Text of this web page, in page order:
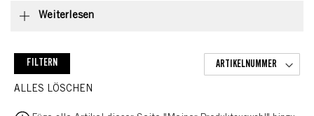
Weiterlesen
FILTERN
ALLES LÖSCHEN